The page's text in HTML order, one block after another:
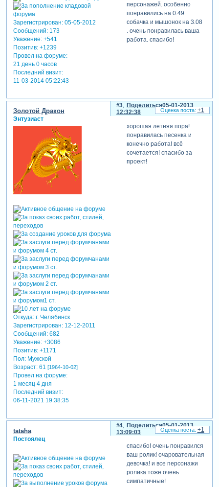
Зарегистрирован: 05-05-2012
Сообщений:173
Уважение: +541
Позитив: +1239
Провел на форуме:
21 день 0 часов
Последний визит:
11-03-2014 05:22:43
персонажей. особенно
понравились на 0.49
собачка и мышонок на 3.08
. очень понравилась ваша
работа. спасибо!
Поделиться
3
05-01-2013
12:32:38
Золотой Дракон
Энтузиаст
Откуда:г. Челябинск
Зарегистрирован: 12-12-2011
Сообщений:682
Уважение: +3086
Позитив: +1171
Пол:Мужской
Возраст:61 [1964-10-02]
Провел на форуме:
1 месяц 4 дня
Последний визит:
06-11-2021 19:38:35
хорошая летняя пора!
понравилась песенка и
конечно работа! всё
сочетается! спасибо за
проект!
+1
Поделиться
4
05-01-2013
13:09:03
tataha
Постоялец
спасибо! очень понравился
ваш ролик! очаровательная
девочка! и все персонажи
ролика тоже очень
симпатичные!
+1